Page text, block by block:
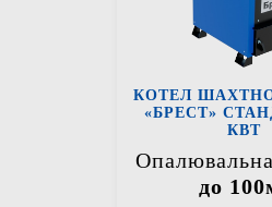
КОТЕЛ
«БРЕСТ»
КВТ
до